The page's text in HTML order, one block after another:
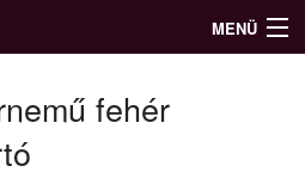
MENÜ
fehér